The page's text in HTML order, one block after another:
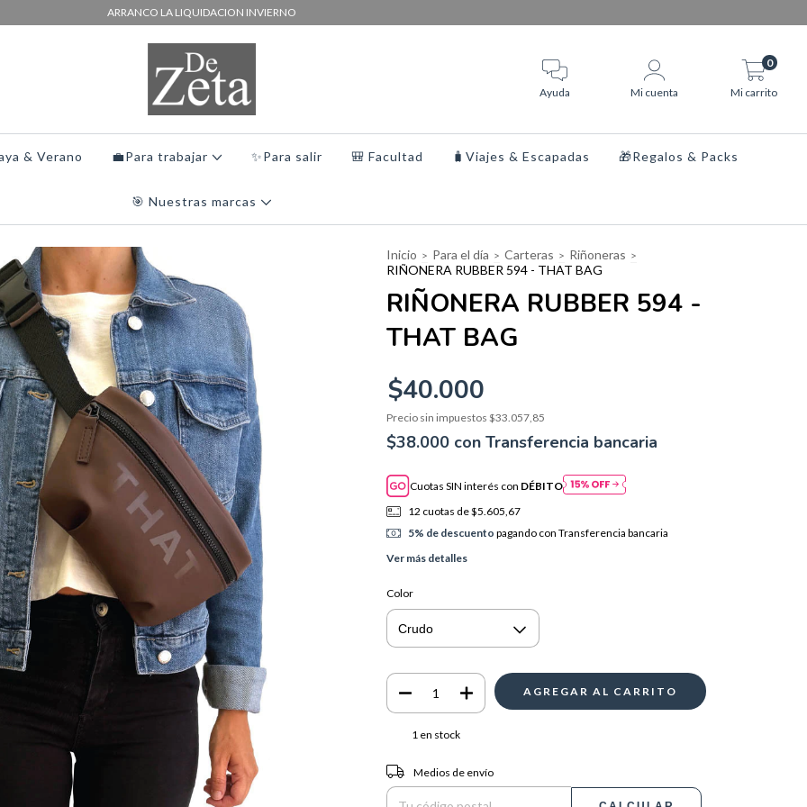
ARRANCO LA LIQUIDACION INVIERNO
Ayuda Mi cuenta Mi carrito
0
& Verano 💼Para trabajar ✨Para salir 🎒 Facultad 🧳Viajes & Escapadas 🎁Regalos & Packs
🎯 Nuestras marcas
Inicio > Para el día > Carteras > Riñoneras >
RIÑONERA RUBBER 594 - THAT BAG
RIÑONERA RUBBER 594 -
THAT BAG
$40.000
Precio sin impuestos $33.057,85
$38.000 con Transferencia bancaria
Cuotas SIN interés con DÉBITO
12 cuotas de$5.605,67
5% de descuento pagando con Transferencia bancaria
Ver más detalles
Color
1 en stock
Entregas para el CP:
Medios de envío